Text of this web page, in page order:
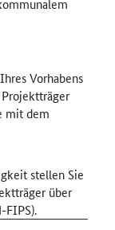
Vorhabens
mit dem
stellen Sie
über
FIPS).